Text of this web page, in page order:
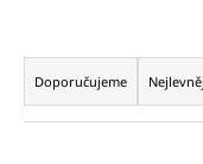
Ř
a
z
Doporučujeme
?